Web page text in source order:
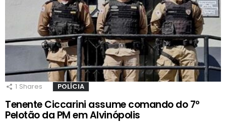
1 Shares POLÍCIA
Tenente Ciccarini assume comando do 7º
Pelotão da PM em Alvinópolis